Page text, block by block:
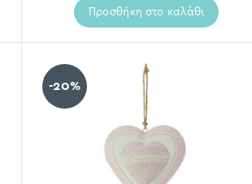
Προσθήκη στο καλάθι
-20%